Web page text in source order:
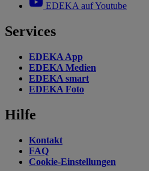
EDEKA auf Youtube
Services
EDEKA App
EDEKA Medien
EDEKA smart
EDEKA Foto
Hilfe
Kontakt
FAQ
Cookie-Einstellungen